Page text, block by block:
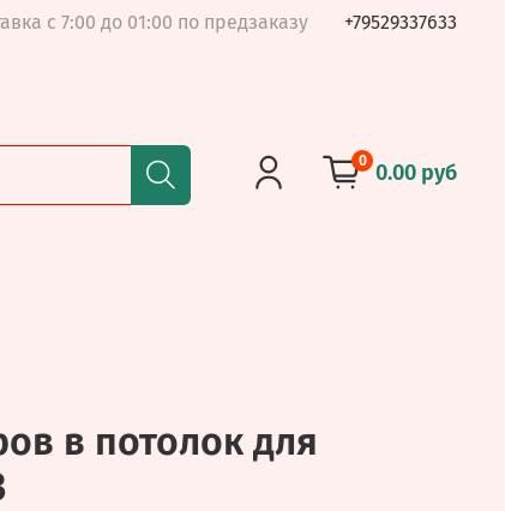
с 7:00 до 01:00 по предзаказу +79529337633
0 0.00 руб
в потолок для